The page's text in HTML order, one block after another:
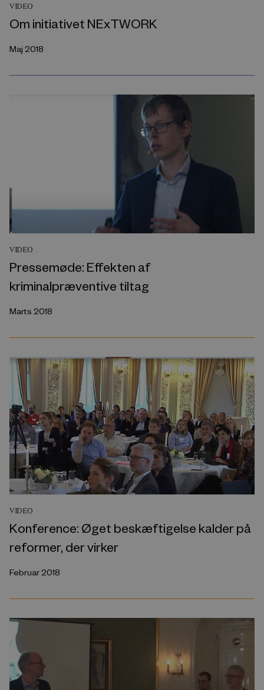
VIDEO
Om initiativet NExTWORK
Maj 2018
VIDEO
Pressemøde: Effekten af
kriminalpræventive tiltag
Marts 2018
VIDEO
Konference: Øget beskæftigelse kalder på
reformer, der virker
Februar 2018